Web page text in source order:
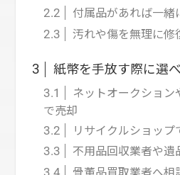
2.2 付属品があれば一緒
2.3 汚れや傷を無理に修
3 紙幣を手放す際に選
3.1
ネットオークショ
で売却
3.2 リサイクルショップ
3.3 不用品回収業者や